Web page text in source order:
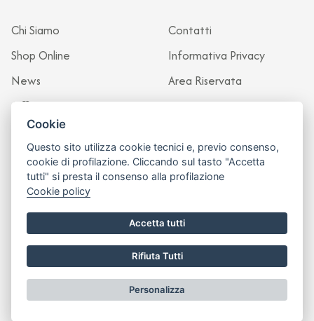
Chi Siamo
Shop Online
News
Officina
Contatti
Informativa Privacy
Area Riservata
Sito realizzato daLeonardo Web
Cookie
Questo sito utilizza cookie tecnici e, previo consenso,
cookie di profilazione. Cliccando sul tasto "Accetta
tutti" si presta il consenso alla profilazione
Cookie policy
Accetta tutti
Rifiuta Tutti
Personalizza